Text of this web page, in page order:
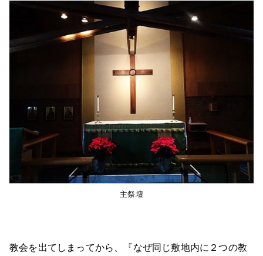
主祭壇
教会を出てしまってから、『なぜ同じ敷地内に２つの教